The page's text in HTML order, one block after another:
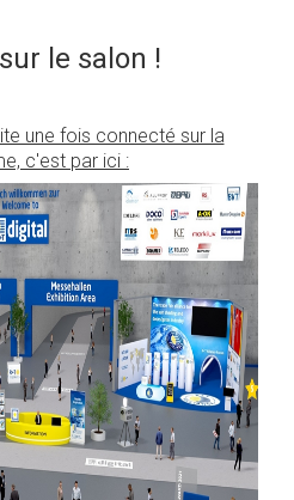
le salon !
une fois connecté sur la
c'est par ici :